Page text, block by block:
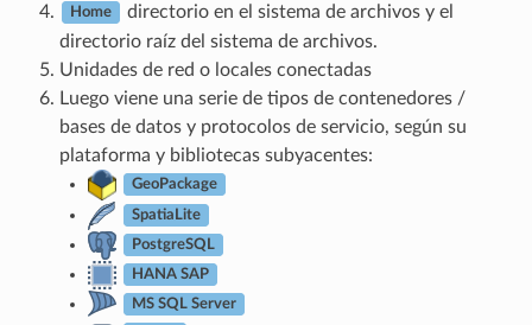
Home
directorio en el sistema de archivos y el
directorio raíz del sistema de archivos.
Unidades de red o locales conectadas
Luego viene una serie de tipos de contenedores /
bases de datos y protocolos de servicio, según su
plataforma y bibliotecas subyacentes:
GeoPackage
SpatiaLite
PostgreSQL
HANA SAP
MS SQL Server